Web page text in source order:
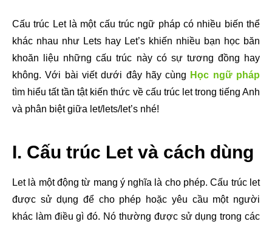
Cấu trúc Let là một cấu trúc ngữ pháp có nhiều biến thể
khác nhau như Lets hay Let’s khiến nhiều bạn học băn
khoăn liệu những cấu trúc này có sự tương đồng hay
không. Với bài viết dưới đây hãy cùng Học ngữ pháp
tìm hiểu tất tần tật kiến thức về cấu trúc let trong tiếng Anh
và phân biệt giữa let/lets/let’s nhé!
I. Cấu trúc Let và cách dùng
Let là một động từ mang ý nghĩa là cho phép. Cấu trúc let
được sử dụng để cho phép hoặc yêu cầu một người
khác làm điều gì đó. Nó thường được sử dụng trong các